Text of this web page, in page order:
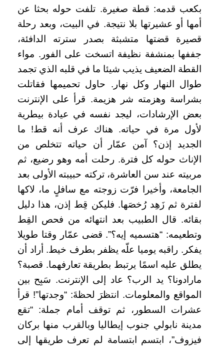
بكعب قدمه: قطة صغيرة. تلفت حوله بحثا عن
أمها أو عشيرتها بلا نتيجة. في البيت، وبعد رحلة
قصيرة قضتها متشبثة بصدر سترته الدافئة،
جففها بمنشفة نظيفة اتسخت على الفور. مواء
القطة الضعيف يذيب شيئا ما في قلبه الذي تجمد
طوال النهار وكل نهار. حاول تحميمها فقاتلت
بشراسة وهزمته شر هزيمة. قرأ على الإنترنت
بعض الإرشادات، ليجد نفسه في عيادة بيطرية
لأول مرة في حياته. هناك عرف أنه قط! ما
الجديد إذن؟ آمن عمّار أن حياته تتخلص من
الإناث حوله كل فترة. رحلت أمه وهو رضيع، ثم
مربيته عند سن العاشرة، تركته حبيبته الأولى بعد
الجامعة، وأخيرا فرّت زوجته مع سافلٍ ما، لاكها
لفترة ثم زَهِد رُخصَها. فليكن قِط إذن، هذا دليل
بقائه. قال الطبيب بعد انتهائه من فحص القِط
وتطعيمه: “هتسميه إيه؟”. قضى عمّار وقتا طويلا
يفكر. راقبه يوميا علّه يظفر بطرف خيط. أراد أن
يطلق عليه اسمًا يرتبط بطريقة تعارفهما. قصبة؟
مارادونا؟ يد الرب؟ عاد إلى الإنترنت. سَبِح بين
المواقع والمعلومات. انتظرَ لحظةَ: “وجدتها”! قرأ
عشرات السطور، ثم توقف أمام جملة: “تقع
مدينة نابولي جنوب إيطاليا وبالقرب منها بركان
فيزوف”، ابتسم ابتسامة لم تعرف طريقها إلى